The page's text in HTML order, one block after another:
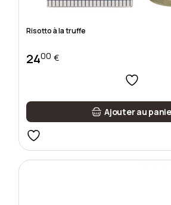
Risotto à la truffe
2400 €
Ajouter au